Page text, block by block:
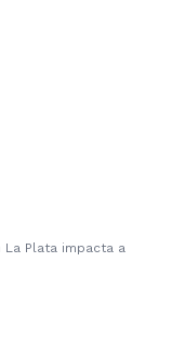
Plata impacta a